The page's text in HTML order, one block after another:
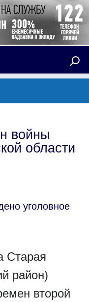
войны
области
уголовное
Старая
район)
второй